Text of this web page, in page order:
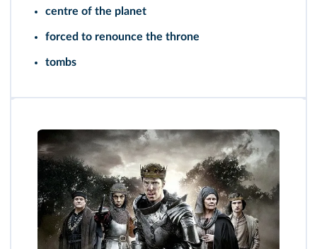
centre of the planet
forced to renounce the throne
tombs